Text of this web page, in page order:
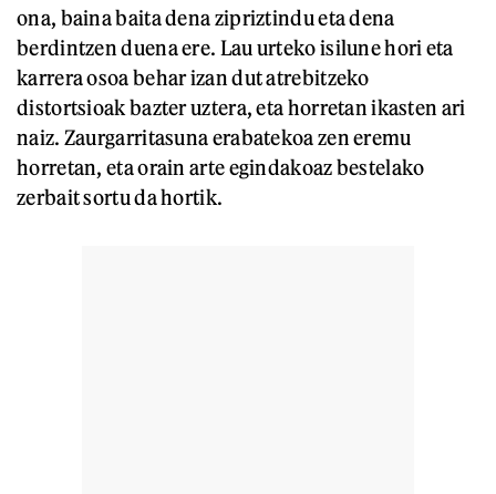
ona, baina baita dena zipriztindu eta dena
berdintzen duena ere. Lau urteko isilune hori eta
karrera osoa behar izan dut atrebitzeko
distortsioak bazter uztera, eta horretan ikasten ari
naiz. Zaurgarritasuna erabatekoa zen eremu
horretan, eta orain arte egindakoaz bestelako
zerbait sortu da hortik.